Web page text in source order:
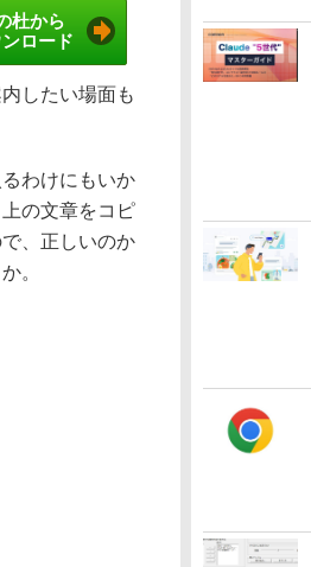
杜から
ロード
したい場面も
わけにもいか
の文章をコピ
、正しいのか
。